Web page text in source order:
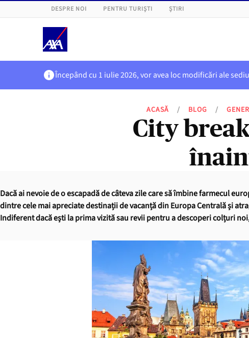
DESPRE NOI PENTRU TURIȘTI ȘTIRI
Începând cu 1 iulie 2026, vor avea loc modificări ale
ACASĂ / BLOG /
City
Dacă ai nevoie de o escapadă de câteva zile care să îmbine farmecul
dintre cele mai apreciate destinații de vacanță din Europa Centrală și
Indiferent dacă ești la prima vizită sau revii pentru a descoperi colțuri